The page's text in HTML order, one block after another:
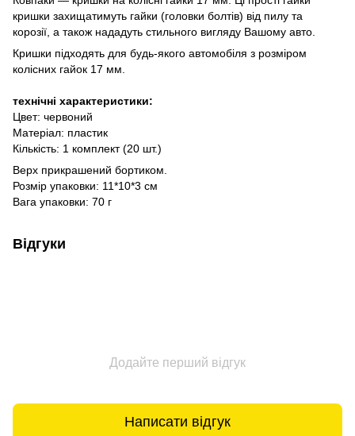
кришки захищатимуть гайки (головки болтів) від пилу та
корозії, а також нададуть стильного вигляду Вашому авто.
Кришки підходять для будь-якого автомобіля з розміром
колісних гайок 17 мм.
технічні характеристики:
Цвет: червоний
Матеріал: пластик
Кількість: 1 комплект (20 шт.)
Верх прикрашений бортиком.
Розмір упаковки: 11*10*3 см
Вага упаковки: 70 г
Відгуки
Додайте перший відгук
Написати відгук